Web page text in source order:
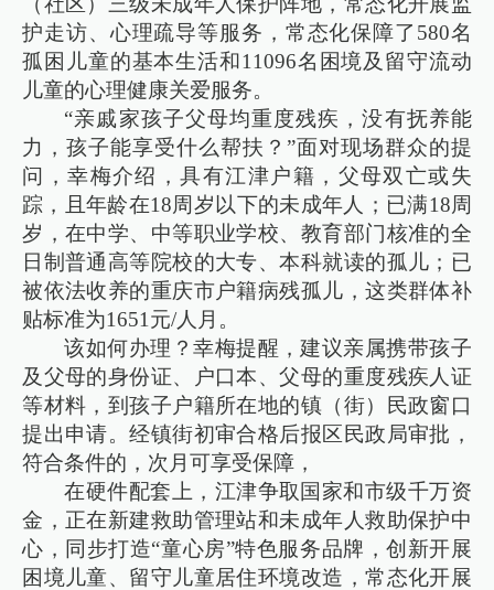
护走访、心理疏导等服务，常态化保障了580名
孤困儿童的基本生活和11096名困境及留守流动
儿童的心理健康关爱服务。
“亲戚家孩子父母均重度残疾，没有抚养能
力，孩子能享受什么帮扶？”面对现场群众的提
问，幸梅介绍，具有江津户籍，父母双亡或失
踪，且年龄在18周岁以下的未成年人；已满18周
岁，在中学、中等职业学校、教育部门核准的全
日制普通高等院校的大专、本科就读的孤儿；已
被依法收养的重庆市户籍病残孤儿，这类群体补
贴标准为1651元/人月。
该如何办理？幸梅提醒，建议亲属携带孩子
及父母的身份证、户口本、父母的重度残疾人证
等材料，到孩子户籍所在地的镇（街）民政窗口
提出申请。经镇街初审合格后报区民政局审批，
符合条件的，次月可享受保障，
在硬件配套上，江津争取国家和市级千万资
金，正在新建救助管理站和未成年人救助保护中
心，同步打造“童心房”特色服务品牌，创新开展
困境儿童、留守儿童居住环境改造，常态化开展